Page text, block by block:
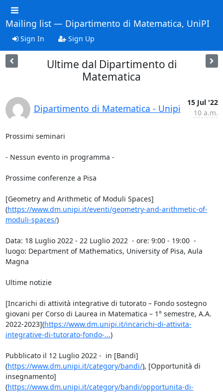
Mailing list — Dipartimento di Matematica, UniPI
Sign In Sign Up
Ultime dal Dipartimento di
Matematica
Dipartimento di Matematica - Unipi
15 Jul '22
10 a.m.
Prossimi seminari
- Nessun evento in programma -
Prossime conferenze a Pisa
[Geometry and Arithmetic of Moduli Spaces]
(https://www.dm.unipi.it/eventi/geometry-and-arithmetic-of-
moduli-spaces/)
Data: 18 Luglio 2022 - 22 Luglio 2022  - ore: 9:00 - 19:00  -
luogo: Department of Mathematics, University of Pisa, Aula
Magna
Ultime notizie
[Incarichi di attività integrative di tutorato – Fondo sostegno
giovani per Corso di Laurea in Matematica – 1° semestre, A.A.
2022-2023](https://www.dm.unipi.it/incarichi-di-attivita-
integrative-di-tutorato-fondo-...)
Pubblicato il 12 Luglio 2022 -  in [Bandi]
(https://www.dm.unipi.it/category/bandi/), [Opportunità di
insegnamento]
(https://www.dm.unipi.it/category/bandi/opportunita-di-